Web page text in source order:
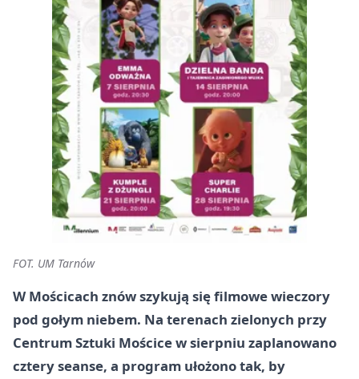
FOT. UM Tarnów
W Mościcach znów szykują się filmowe wieczory
pod gołym niebem. Na terenach zielonych przy
Centrum Sztuki Mościce w sierpniu zaplanowano
cztery seanse, a program ułożono tak, by